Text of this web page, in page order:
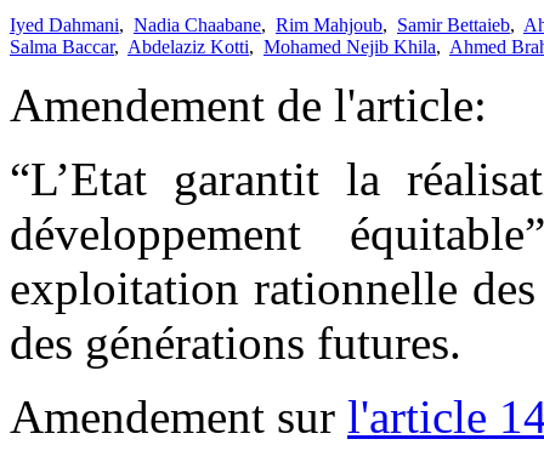
Iyed Dahmani, Nadia Chaabane, Rim Mahjoub, Samir Bettaieb,
Salma Baccar, Abdelaziz Kotti, Mohamed Nejib Khila, Ahmed
Amendement de l'article:
“L’Etat garantit la
développement
exploitation rationnelle
des générations futures.
Amendement sur l'article